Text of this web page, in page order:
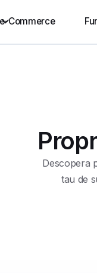
e-Commerce
Descopera
tau de